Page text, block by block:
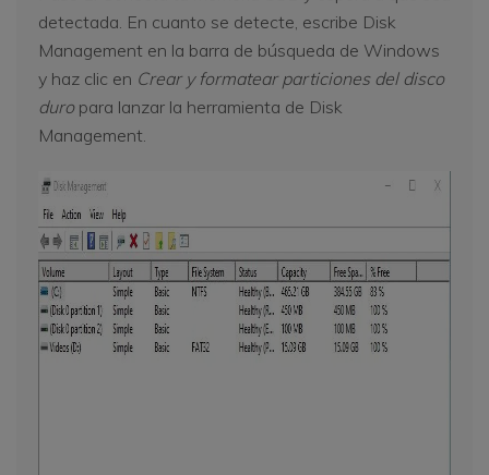
detectada. En cuanto se detecte, escribe Disk
Management en la barra de búsqueda de Windows
y haz clic en Crear y formatear particiones del disco
duropara lanzar la herramienta de Disk
Management.